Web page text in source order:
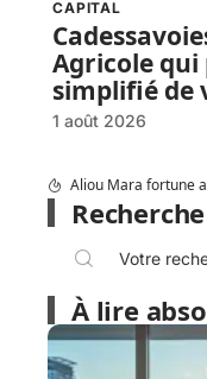
CAPITAL
Agricole
simplifié de
1 août 2026
Recherche
À lire